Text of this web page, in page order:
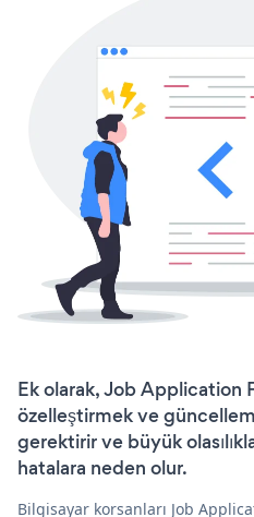
Ek olarak, Job Application
özelleştirmek ve
gerektirir ve büyük
hatalara neden olur.
Bilgisayar korsanları Job